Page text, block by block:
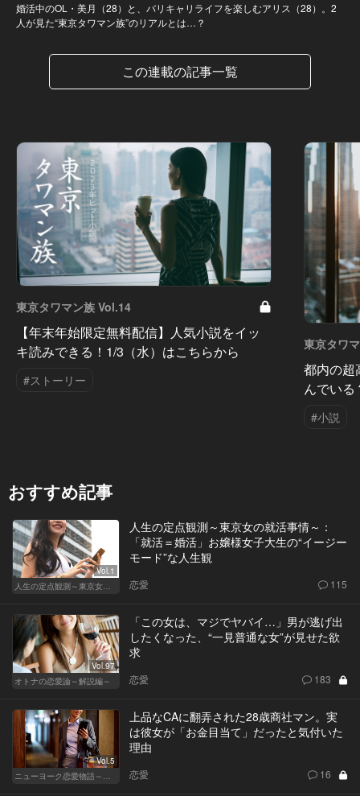
婚活中のOL・美月（28）と、バリキャリライフを楽しむアリス（28）。2
人が見た“東京タワマン族”のリアルとは…？
この連載の記事一覧
東京タワマン族 Vol.14
【年末年始限定無料配信】人気小説をイッ
キ読みできる！1/3（水）はこちらから
#ストーリー
東京タワ
都内の超
んでい
#小説
おすすめ記事
Vol.1
人生の定点観測～東京女の就活事情～
人生の定点観測～東京女の就活事情～：
「就活＝婚活」お嬢様女子大生の“イージー
モード”な人生観
恋愛 115
Vol.97
オトナの恋愛論～解説編～
「この女は、マジでヤバイ…」男が逃げ出
したくなった、“一見普通な女”が見せた欲
求
恋愛 183
Vol.5
ニューヨーク恋愛物語～商社マン遥斗の場合～
上品なCAに翻弄された28歳商社マン。実
は彼女が「お金目当て」だったと気付いた
理由
恋愛 16